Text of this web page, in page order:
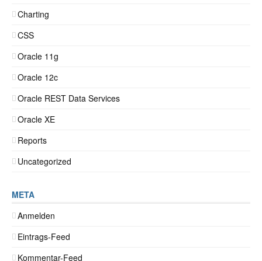
Charting
CSS
Oracle 11g
Oracle 12c
Oracle REST Data Services
Oracle XE
Reports
Uncategorized
META
Anmelden
Eintrags-Feed
Kommentar-Feed